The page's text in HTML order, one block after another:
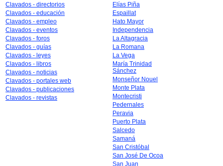
Clavados - directorios
Clavados - educación
Clavados - empleo
Clavados - eventos
Clavados - foros
Clavados - guías
Clavados - leyes
Clavados - libros
Clavados - noticias
Clavados - portales web
Clavados - publicaciones
Clavados - revistas
Elías Piña
Espaillat
Hato Mayor
Independencia
La Altagracia
La Romana
La Vega
María Trinidad
Sánchez
Monseñor Nouel
Monte Plata
Montecristi
Pedernales
Peravia
Puerto Plata
Salcedo
Samaná
San Cristóbal
San José De Ocoa
San Juan